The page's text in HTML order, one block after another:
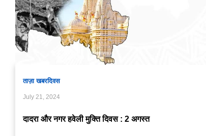
ताज़ा खबरदिवस
July 21, 2024
दादरा और नगर हवेली मुक्ति दिवस : 2 अगस्त